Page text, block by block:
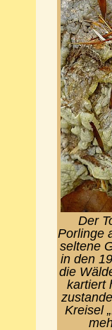
Der
Porlinge
seltene
in den
die
kartiert
Kreisel